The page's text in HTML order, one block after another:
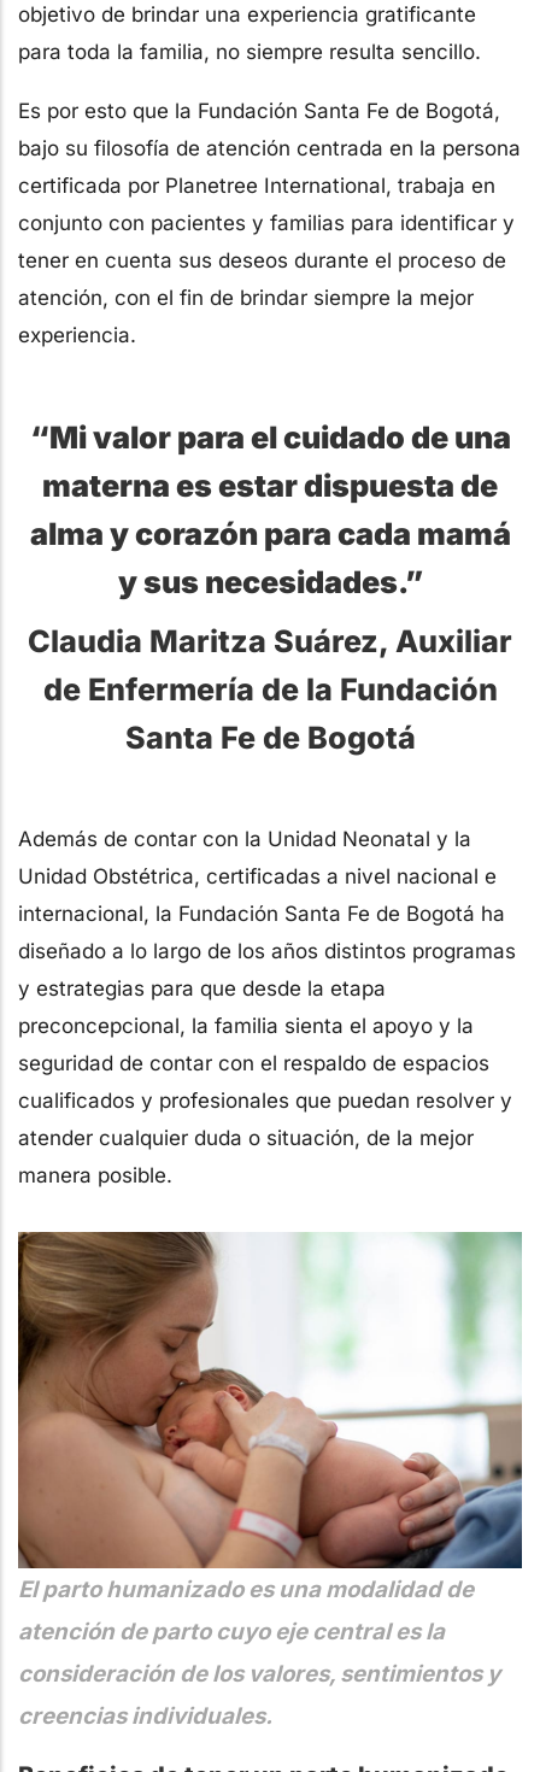
objetivo de brindar una experiencia gratificante
para toda la familia, no siempre resulta sencillo.
Es por esto que la Fundación Santa Fe de Bogotá,
bajo su filosofía de atención centrada en la persona
certificada por Planetree International, trabaja en
conjunto con pacientes y familias para identificar y
tener en cuenta sus deseos durante el proceso de
atención, con el fin de brindar siempre la mejor
experiencia.
“Mi valor para el cuidado de una
materna es estar dispuesta de
alma y corazón para cada mamá
y sus necesidades.”
Claudia Maritza Suárez, Auxiliar
de Enfermería de la Fundación
Santa Fe de Bogotá
Además de contar con la Unidad Neonatal y la
Unidad Obstétrica, certificadas a nivel nacional e
internacional, la Fundación Santa Fe de Bogotá ha
diseñado a lo largo de los años distintos programas
y estrategias para que desde la etapa
preconcepcional, la familia sienta el apoyo y la
seguridad de contar con el respaldo de espacios
cualificados y profesionales que puedan resolver y
atender cualquier duda o situación, de la mejor
manera posible.
El parto humanizado es una modalidad de
atención de parto cuyo eje central es la
consideración de los valores, sentimientos y
creencias individuales.